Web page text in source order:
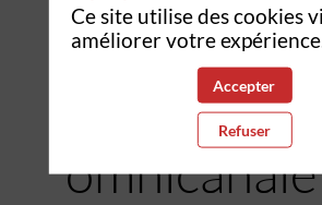
enfin une
expérience
omnicanale
Ce site utilise des cookies
améliorer votre expérience.
Accepter
Refuser